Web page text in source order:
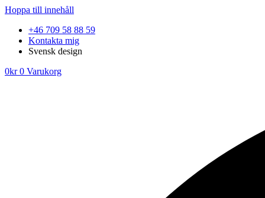
Hoppa till innehåll
+46 709 58 88 59
Kontakta mig
Svensk design
0kr 0 Varukorg